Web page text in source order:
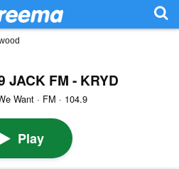
JACK FM - KRYD
Want · FM · 104.9
Play